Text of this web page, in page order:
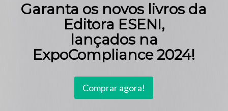
Garanta os novos livros da
Editora ESENI,
lançados na
ExpoCompliance 2024!
Comprar agora!